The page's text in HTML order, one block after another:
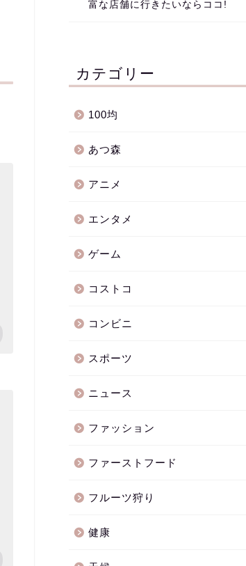
富な店舗に行きたいならココ!
カテゴリー
100均
あつ森
アニメ
エンタメ
ゲーム
コストコ
コンビニ
スポーツ
ニュース
ファッション
ファーストフード
フルーツ狩り
健康